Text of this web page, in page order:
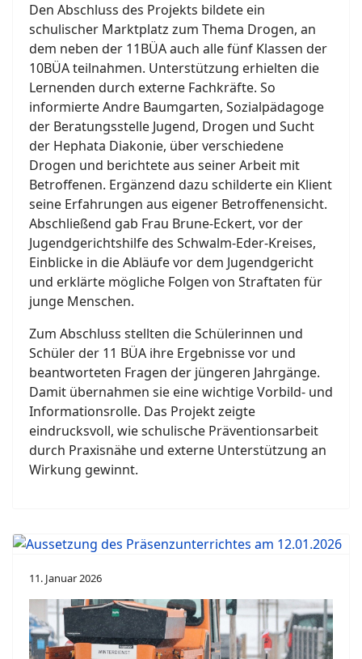
Den Abschluss des Projekts bildete ein
schulischer Marktplatz zum Thema Drogen, an
dem neben der 11BÜA auch alle fünf Klassen der
10BÜA teilnahmen. Unterstützung erhielten die
Lernenden durch externe Fachkräfte. So
informierte Andre Baumgarten, Sozialpädagoge
der Beratungsstelle Jugend, Drogen und Sucht
der Hephata Diakonie, über verschiedene
Drogen und berichtete aus seiner Arbeit mit
Betroffenen. Ergänzend dazu schilderte ein Klient
seine Erfahrungen aus eigener Betroffenensicht.
Abschließend gab Frau Brune-Eckert, vor der
Jugendgerichtshilfe des Schwalm-Eder-Kreises,
Einblicke in die Abläufe vor dem Jugendgericht
und erklärte mögliche Folgen von Straftaten für
junge Menschen.
Zum Abschluss stellten die Schülerinnen und
Schüler der 11 BÜA ihre Ergebnisse vor und
beantworteten Fragen der jüngeren Jahrgänge.
Damit übernahmen sie eine wichtige Vorbild- und
Informationsrolle. Das Projekt zeigte
eindrucksvoll, wie schulische Präventionsarbeit
durch Praxisnähe und externe Unterstützung an
Wirkung gewinnt.
11. Januar 2026